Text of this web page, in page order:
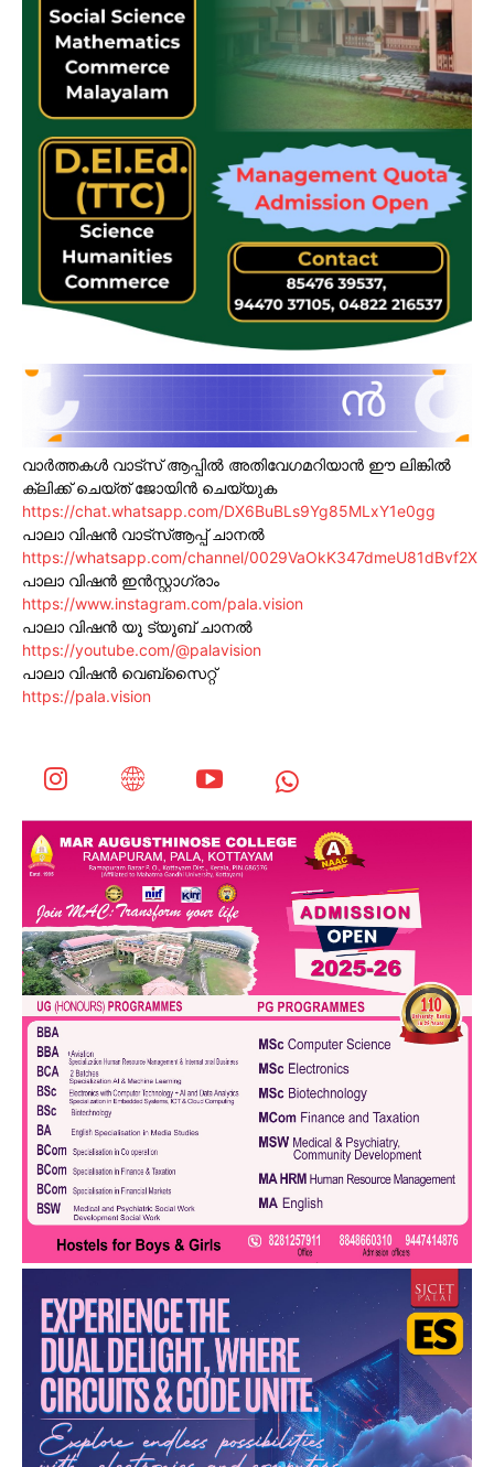
വാർത്തകൾ വാട്സ് ആപ്പിൽ അതിവേഗമറിയാൻ ഈ ലിങ്കിൽ
ക്ലിക്ക് ചെയ്ത് ജോയിൻ ചെയ്യുക
https://chat.whatsapp.com/DX6BuBLs9Yg85MLxY1e0gg
പാലാ വിഷൻ വാട്സ്ആപ്പ് ചാനൽ
https://whatsapp.com/channel/0029VaOkK347dmeU81dBvf2X
പാലാ വിഷൻ ഇൻസ്റ്റാഗ്രാം
https://www.instagram.com/pala.vision
പാലാ വിഷൻ യൂ ട്യൂബ് ചാനൽ
https://youtube.com/@palavision
പാലാ വിഷൻ വെബ്സൈറ്റ്
https://pala.vision